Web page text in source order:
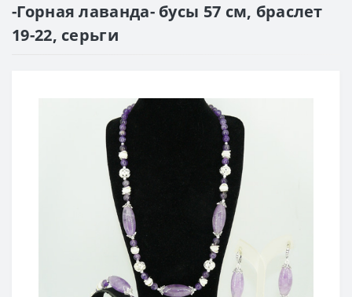
-Горная лаванда- бусы 57 см, браслет
19-22, серьги